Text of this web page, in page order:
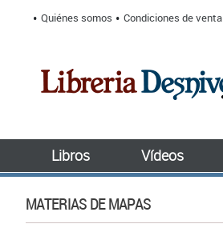
Quiénes somos Condiciones de venta
Libros Vídeos
MATERIAS DE MAPAS